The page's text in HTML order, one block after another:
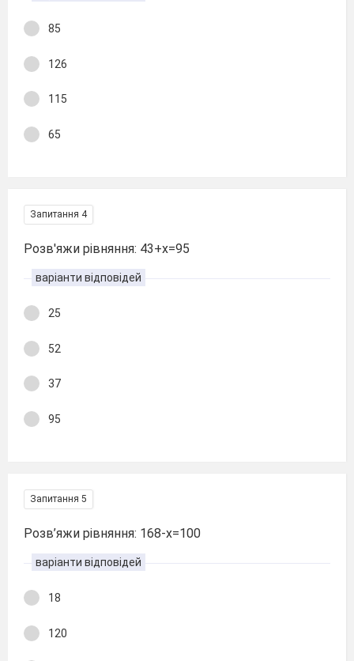
85
126
115
65
Запитання 4
Розв'яжи рівняння: 43+х=95
варіанти відповідей
25
52
37
95
Запитання 5
Розв’яжи рівняння: 168-х=100
варіанти відповідей
18
120